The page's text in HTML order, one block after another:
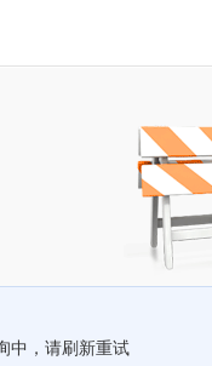
中，请刷新重试